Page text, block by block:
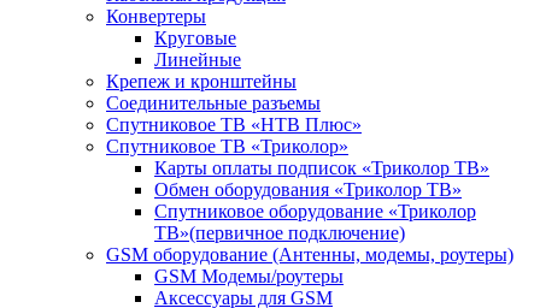
Конвертеры
Круговые
Линейные
Крепеж и кронштейны
Соединительные разъемы
Спутниковое ТВ «НТВ Плюс»
Спутниковое ТВ «Триколор»
Карты оплаты подписок «Триколор ТВ»
Обмен оборудования «Триколор ТВ»
Спутниковое оборудование «Триколор
ТВ»(первичное подключение)
GSM оборудование (Антенны, модемы, роутеры)
GSM Модемы/роутеры
Аксессуары для GSM